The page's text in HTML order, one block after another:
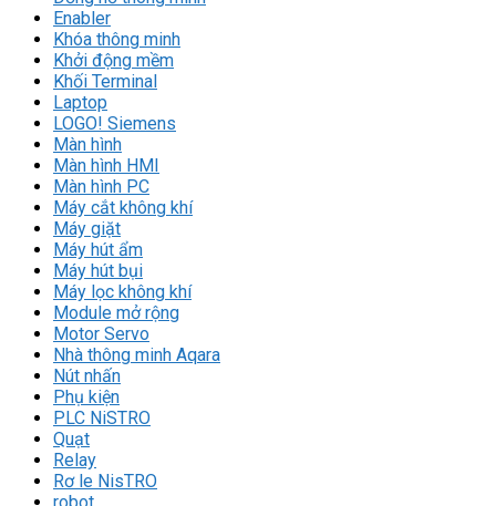
Enabler
Khóa thông minh
Khởi động mềm
Khối Terminal
Laptop
LOGO! Siemens
Màn hình
Màn hình HMI
Màn hình PC
Máy cắt không khí
Máy giặt
Máy hút ẩm
Máy hút bụi
Máy lọc không khí
Module mở rộng
Motor Servo
Nhà thông minh Aqara
Nút nhấn
Phụ kiện
PLC NiSTRO
Quạt
Relay
Rơ le NisTRO